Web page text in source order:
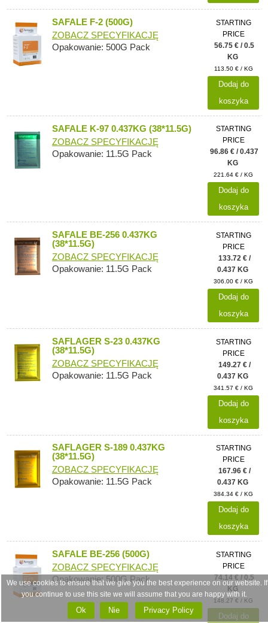
SAFALE F-2 (500G)
ZOBACZ SPECYFIKACJĘ
Opakowanie: 500G Pack
STARTING
PRICE
56.75 € / 0.5
KG
113.50 € / KG
Dodaj do
koszyka
SAFALE K-97 0.437KG (38*11.5G)
ZOBACZ SPECYFIKACJĘ
Opakowanie: 11.5G Pack
STARTING
PRICE
96.86 € / 0.437
KG
221.64 € / KG
Dodaj do
koszyka
SAFALE BE-256 0.437KG
(38*11.5G)
ZOBACZ SPECYFIKACJĘ
Opakowanie: 11.5G Pack
STARTING
PRICE
133.72 € /
0.437 KG
306.00 € / KG
Dodaj do
koszyka
SAFLAGER S-23 0.437KG
(38*11.5G)
ZOBACZ SPECYFIKACJĘ
Opakowanie: 11.5G Pack
STARTING
PRICE
149.27 € /
0.437 KG
341.57 € / KG
Dodaj do
koszyka
SAFLAGER S-189 0.437KG
(38*11.5G)
ZOBACZ SPECYFIKACJĘ
Opakowanie: 11.5G Pack
STARTING
PRICE
167.96 € /
0.437 KG
384.34 € / KG
Dodaj do
koszyka
SAFALE BE-256 (500G)
ZOBACZ SPECYFIKACJĘ
Opakowanie: 500G Pack
STARTING
PRICE
74.14 € / 0.5
KG
148.27 € / KG
Dodaj do
We use cookies to ensure that we give you the best experience on our website. If
you continue to use this site we will assume that you are happy with it.
Ok Nie Privacy Policy